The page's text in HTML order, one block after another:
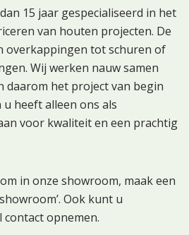
15 jaar gespecialiseerd in het
van houten projecten. De
overkappingen tot schuren of
Wij werken nauw samen
daarom het project van begin
heeft alleen ons als
voor kwaliteit en een prachtig
in onze showroom, maak een
Ook kunt u
opnemen.